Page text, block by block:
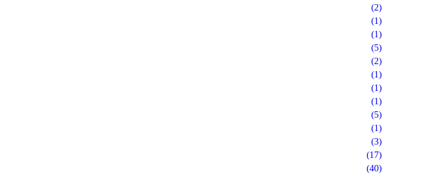
(2)
(1)
(1)
(5)
(2)
(1)
(1)
(1)
(5)
(1)
(3)
(17)
(40)